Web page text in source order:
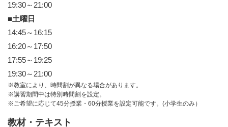
19:30～21:00
■土曜日
14:45～16:15
16:20～17:50
17:55～19:25
19:30～21:00
※教室により、時間割が異なる場合があります。
※講習期間中は特別時間割を設定。
※ご希望に応じて45分授業・60分授業を設定可能です。(小学生のみ）
教材・テキスト